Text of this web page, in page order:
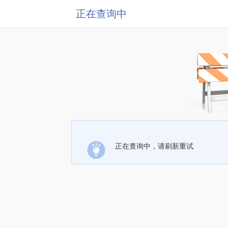
正在查询中
正在查询中，请刷新重试